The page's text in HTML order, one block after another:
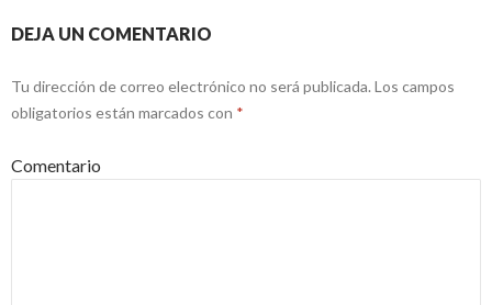
DEJA UN COMENTARIO
Tu dirección de correo electrónico no será publicada. Los campos
obligatorios están marcados con *
Comentario